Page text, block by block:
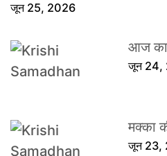
जून 25, 2026
आज का
जून 24,
मक्का
जून 23,